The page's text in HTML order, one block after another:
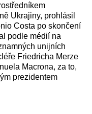
Ukrajiny, prohlásil
Costa po skončení
podle médií na
unijních
Friedricha Merze
Macrona, za to,
prezidentem